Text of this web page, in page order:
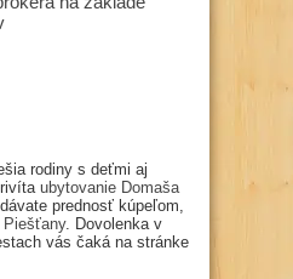
rodiny s deťmi aj
ubytovanie Domaša
prednosť kúpeľom,
Piešťany. Dovolenka v
vás čaká na stránke